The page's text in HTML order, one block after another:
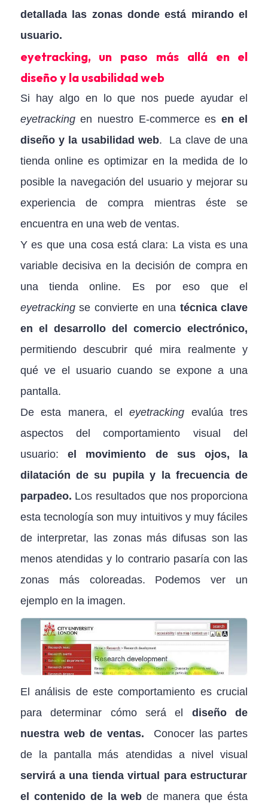
detallada las zonas donde está mirando el
usuario.
eyetracking, un paso más allá en el
diseño y la usabilidad web
Si hay algo en lo que nos puede ayudar el
eyetrackingen nuestro E-commerce es en el
diseño y la usabilidad web. La clave de una
tienda online es optimizar en la medida de lo
posible la navegación del usuario y mejorar su
experiencia de compra mientras éste se
encuentra en una web de ventas.
Y es que una cosa está clara: La vista es una
variable decisiva en la decisión de compra en
una tienda online. Es por eso que el
eyetrackingse convierte en una técnica clave
en el desarrollo del comercio electrónico,
permitiendo descubrir qué mira realmente y
qué ve el usuario cuando se expone a una
pantalla.
De esta manera, eleyetracking evalúa tres
aspectos del comportamiento visual del
usuario: el movimiento de sus ojos, la
dilatación de su pupila y la frecuencia de
parpadeo. Los resultados que nos proporciona
esta tecnología son muy intuitivos y muy fáciles
de interpretar, las zonas más difusas son las
menos atendidas y lo contrario pasaría con las
zonas más coloreadas. Podemos ver un
ejemplo en la imagen.
El análisis de este comportamiento es crucial
para determinar cómo será el diseño de
nuestra web de ventas.
Conocer las partes
de la pantalla más atendidas a nivel visual
servirá a una tienda virtual para estructurar
el contenido de la web de manera que ésta